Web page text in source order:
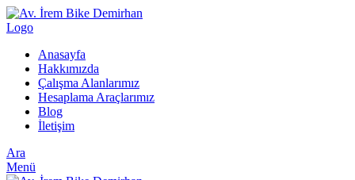
Anasayfa
Hakkımızda
Çalışma Alanlarımız
Hesaplama Araçlarımız
Blog
İletişim
Ara
Menü